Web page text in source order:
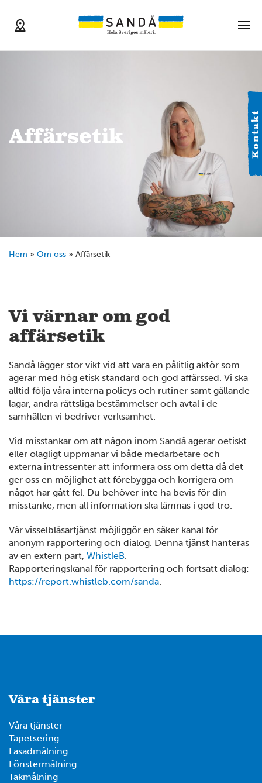
Kontakt
Affärsetik
Hem » Om oss » Affärsetik
Vi värnar om god
affärsetik
Sandå lägger stor vikt vid att vara en pålitlig aktör som
agerar med hög etisk standard och god affärssed. Vi ska
alltid följa våra interna policys och rutiner samt gällande
lagar, andra rättsliga bestämmelser och avtal i de
samhällen vi bedriver verksamhet.
Vid misstankar om att någon inom Sandå agerar oetiskt
eller olagligt uppmanar vi både medarbetare och
externa intressenter att informera oss om detta då det
ger oss en möjlighet att förebygga och korrigera om
något har gått fel. Du behöver inte ha bevis för din
misstanke, men all information ska lämnas i god tro.
Vår visselblåsartjänst möjliggör en säker kanal för
anonym rapportering och dialog. Denna tjänst hanteras
av en extern part, WhistleB.
Rapporteringskanal för rapportering och fortsatt dialog:
https://report.whistleb.com/sanda.
Våra tjänster
Våra tjänster
Tapetsering
Fasadmålning
Fönstermålning
Takmålning